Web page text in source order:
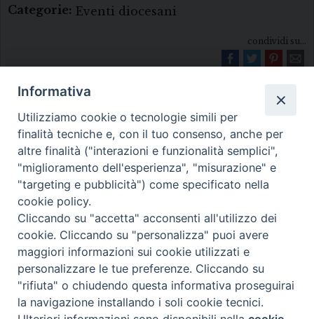
Categorie: Eventi diocesani
condividi su...
Diocesi di Melfi Rapolla Venosa
• Largo Duomo, 12 - 85025 MELFI (PZ) •
Tel. 0972238604
PEC ufficiale della Diocesi:
diocesi.melfi_rapolla_venosa@legalmail.it
Informativa
Utilizziamo cookie o tecnologie simili per
finalità tecniche e, con il tuo consenso, anche per
altre finalità ("interazioni e funzionalità semplici",
"miglioramento dell'esperienza", "misurazione" e
"targeting e pubblicità") come specificato nella
cookie policy.
Cliccando su "accetta" acconsenti all'utilizzo dei
cookie. Cliccando su "personalizza" puoi avere
maggiori informazioni sui cookie utilizzati e
personalizzare le tue preferenze. Cliccando su
"rifiuta" o chiudendo questa informativa proseguirai
la navigazione installando i soli cookie tecnici.